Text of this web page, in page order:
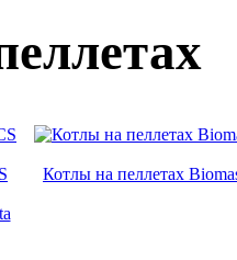
Котлы на пеллетах